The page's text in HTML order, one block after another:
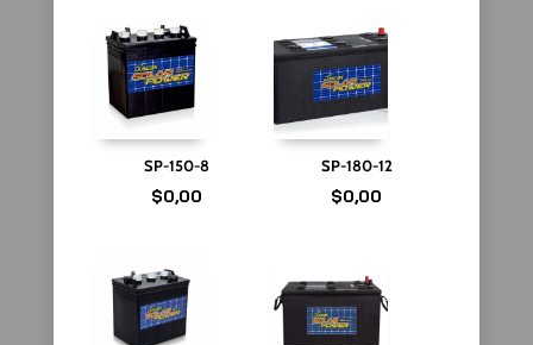
SP-150-8
$0,00
SP-180-12
$0,00